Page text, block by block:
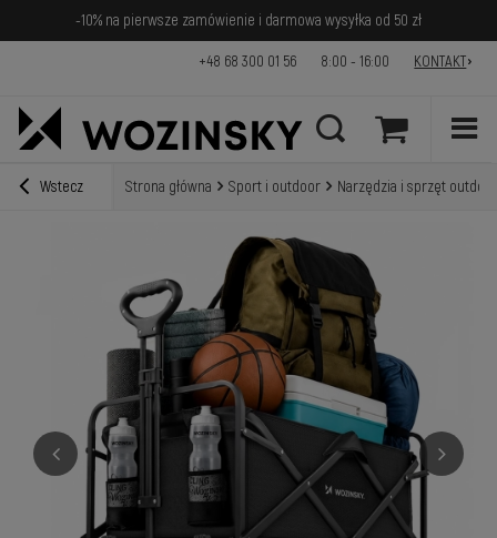
-10% na pierwsze zamówienie i darmowa wysyłka od 50 zł
+48 68 300 01 56 8:00 - 16:00 KONTAKT
Wstecz Strona główna Sport i outdoor Narzędzia i sprzęt